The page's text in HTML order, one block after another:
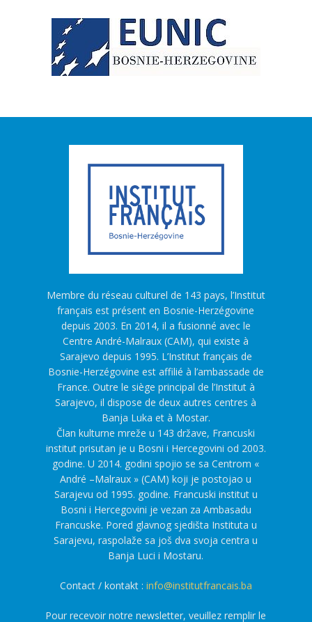
Membre du réseau culturel de 143 pays, l’Institut
français est présent en Bosnie-Herzégovine
depuis 2003. En 2014, il a fusionné avec le
Centre André-Malraux (CAM), qui existe à
Sarajevo depuis 1995. L’Institut français de
Bosnie-Herzégovine est affilié à l’ambassade de
France. Outre le siège principal de l’Institut à
Sarajevo, il dispose de deux autres centres à
Banja Luka et à Mostar.
Član kulturne mreže u 143 države, Francuski
institut prisutan je u Bosni i Hercegovini od 2003.
godine. U 2014. godini spojio se sa Centrom «
André –Malraux » (CAM) koji je postojao u
Sarajevu od 1995. godine. Francuski institut u
Bosni i Hercegovini je vezan za Ambasadu
Francuske. Pored glavnog sjedišta Instituta u
Sarajevu, raspolaže sa još dva svoja centra u
Banja Luci i Mostaru.
Contact / kontakt : info@institutfrancais.ba
Pour recevoir notre newsletter, veuillez remplir le